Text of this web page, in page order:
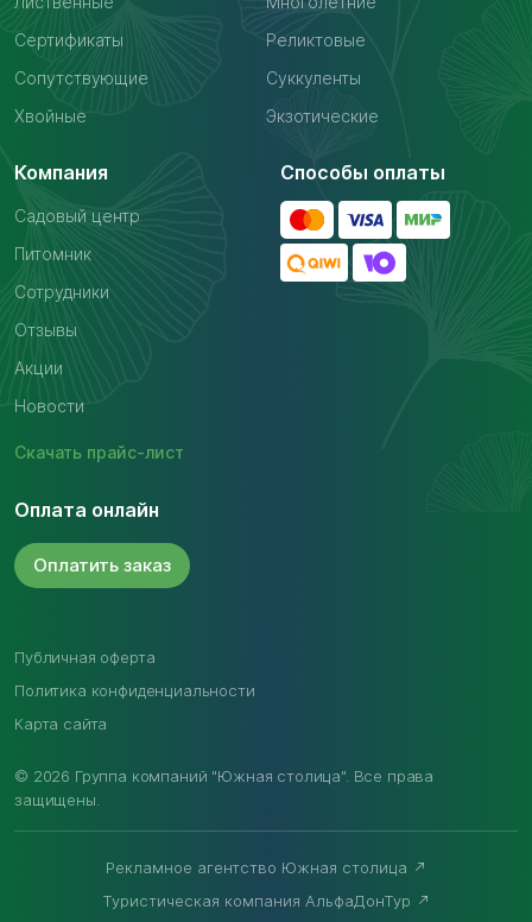
Сертификаты
Реликтовые
Сопутствующие
Суккуленты
Хвойные
Экзотические
Компания
Садовый центр
Питомник
Сотрудники
Отзывы
Акции
Новости
Скачать прайс-лист
Способы оплаты
Оплата онлайн
Оплатить заказ
© 2026 Группа компаний "Южная столица". Все права
защищены.
Публичная оферта
Политика конфиденциальности
Карта сайта
Рекламное агентство Южная столица
Туристическая компания АльфаДонТур